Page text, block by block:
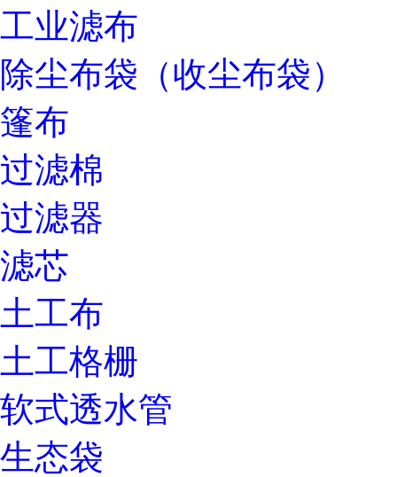
工业滤布
除尘布袋（收尘布袋）
篷布
过滤棉
过滤器
滤芯
土工布
土工格栅
软式透水管
生态袋